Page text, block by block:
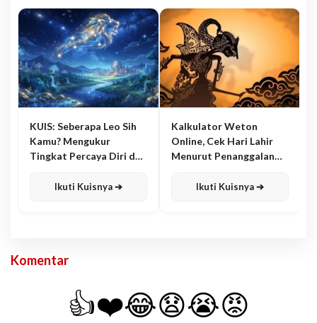
KUIS: Seberapa Leo Sih
Kamu? Mengukur
Tingkat Percaya Diri dan
Ikuti Kuisnya ➔
Kalkulator Weton
Online, Cek Hari Lahir
Menurut Penanggalan
Ikuti Kuisnya ➔
Komentar
👍❤️😂😧😭😡